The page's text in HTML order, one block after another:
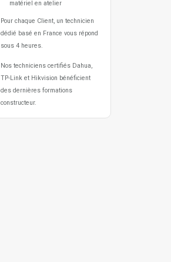
matériel en atelier
Pour chaque Client, un technicien
dédié basé en France vous répond
sous 4 heures.
Nos techniciens certifiés Dahua,
TP-Link et Hikvision bénéficient
des dernières formations
constructeur.